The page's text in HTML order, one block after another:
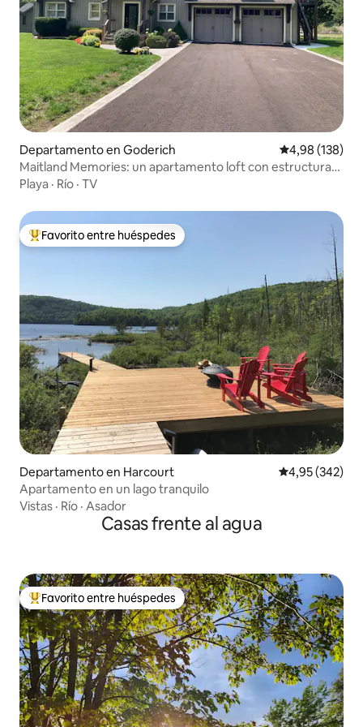
Departamento en Goderich Calificación
4,98 (138)
Maitland Memories: un apartamento loft con estructura
de madera
Playa · Río · TV
Favorito entre los huéspedes más destacados
Favorito entre huéspedes
Departamento en Harcourt Calificación
4,95 (342)
Apartamento en un lago tranquilo
Vistas · Río · Asador
Casas frente al agua
Favorito entre los huéspedes más destacados
Favorito entre huéspedes